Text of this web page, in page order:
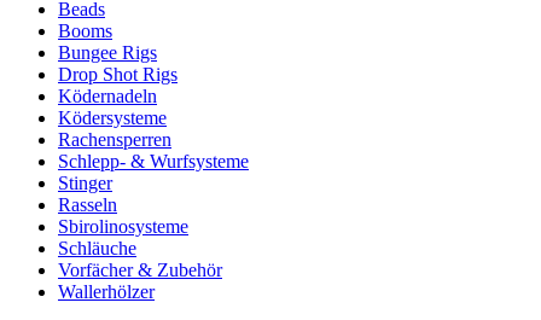
Beads
Booms
Bungee Rigs
Drop Shot Rigs
Ködernadeln
Ködersysteme
Rachensperren
Schlepp- & Wurfsysteme
Stinger
Rasseln
Sbirolinosysteme
Schläuche
Vorfächer & Zubehör
Wallerhölzer